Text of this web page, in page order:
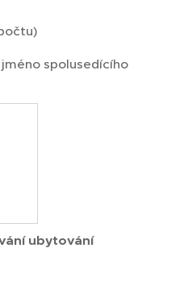
spolusedícího
ubytování